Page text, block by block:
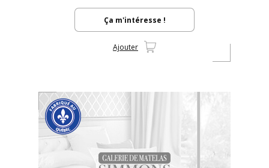
Ça m'intéresse !
Ajouter